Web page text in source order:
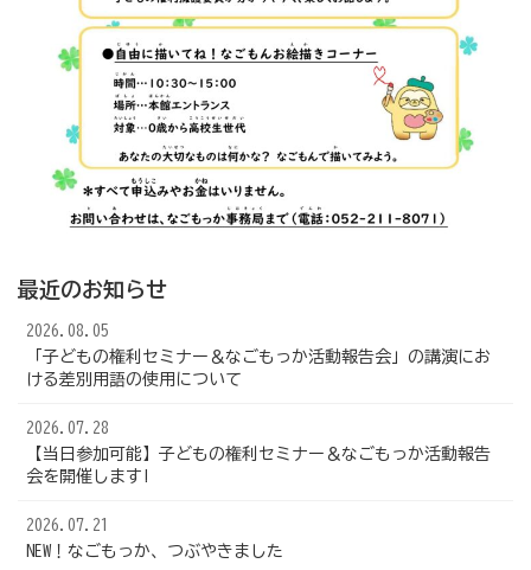
最近のお知らせ
2026.08.05
「子どもの権利セミナー＆なごもっか活動報告会」の講演にお
ける差別用語の使用について
2026.07.28
【当日参加可能】子どもの権利セミナー＆なごもっか活動報告
会を開催します!
2026.07.21
NEW！なごもっか、つぶやきました